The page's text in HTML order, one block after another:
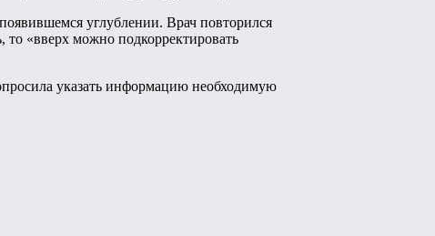
углублении. Врач повторился
то «вверх можно подкорректировать
указать информацию необходимую